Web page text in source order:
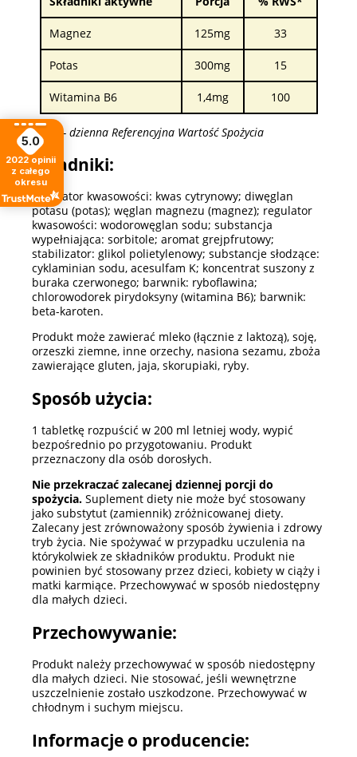
Magnez 125mg 33
Potas 300mg 15
Witamina B6 1,4mg 100
*RWS - dzienna Referencyjna Wartość Spożycia
Składniki:
Regulator kwasowości: kwas cytrynowy; diwęglan
potasu (potas); węglan magnezu (magnez); regulator
kwasowości: wodorowęglan sodu; substancja
wypełniająca: sorbitole; aromat grejpfrutowy;
stabilizator: glikol polietylenowy; substancje słodzące:
cyklaminian sodu, acesulfam K; koncentrat suszony z
buraka czerwonego; barwnik: ryboflawina;
chlorowodorek pirydoksyny (witamina B6); barwnik:
beta-karoten.
Produkt może zawierać mleko (łącznie z laktozą), soję,
orzeszki ziemne, inne orzechy, nasiona sezamu, zboża
zawierające gluten, jaja, skorupiaki, ryby.
Sposób użycia:
1 tabletkę rozpuścić w 200 ml letniej wody, wypić
bezpośrednio po przygotowaniu. Produkt
przeznaczony dla osób dorosłych.
Nie przekraczać zalecanej dziennej porcji do
spożycia. Suplement diety nie może być stosowany
jako substytut (zamiennik) zróżnicowanej diety.
Zalecany jest zrównoważony sposób żywienia i zdrowy
tryb życia. Nie spożywać w przypadku uczulenia na
którykolwiek ze składników produktu. Produkt nie
powinien być stosowany przez dzieci, kobiety w ciąży i
matki karmiące. Przechowywać w sposób niedostępny
dla małych dzieci.
Przechowywanie:
Produkt należy przechowywać w sposób niedostępny
dla małych dzieci. Nie stosować, jeśli wewnętrzne
uszczelnienie zostało uszkodzone. Przechowywać w
chłodnym i suchym miejscu.
Informacje o producencie:
5.0
2022 opinii
z całego
okresu